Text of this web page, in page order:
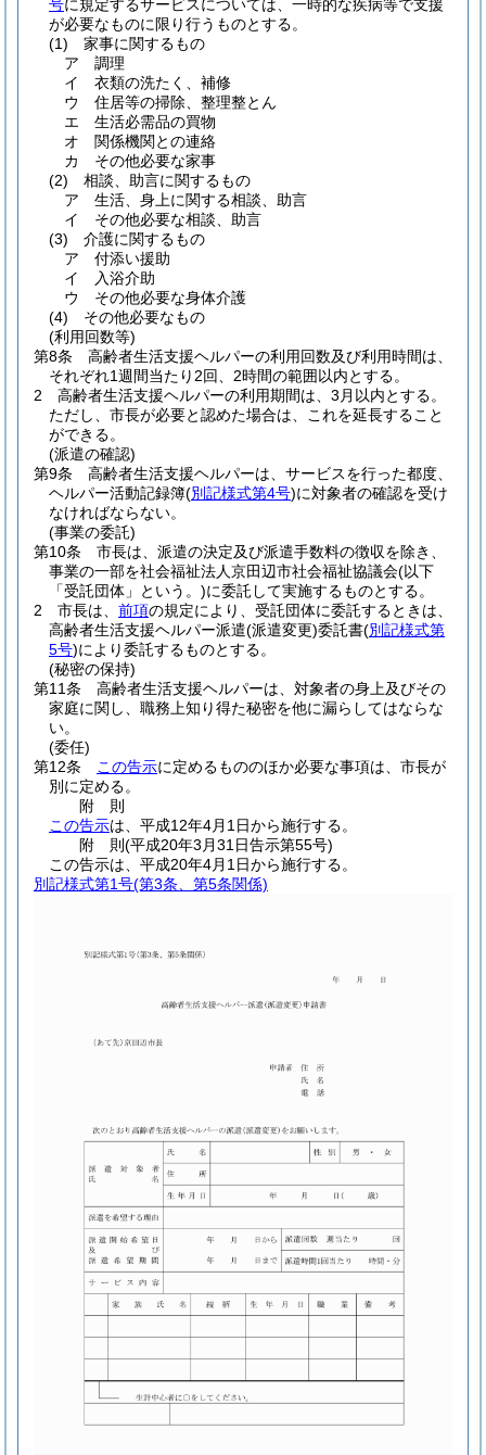
号に規定するサービスについては、一時的な疾病等で支援
が必要なものに限り行うものとする。
(1)
家事に関するもの
ア
調理
イ
衣類の洗たく、補修
ウ
住居等の掃除、整理整とん
エ
生活必需品の買物
オ
関係機関との連絡
カ
その他必要な家事
(2)
相談、助言に関するもの
ア
生活、身上に関する相談、助言
イ
その他必要な相談、助言
(3)
介護に関するもの
ア
付添い援助
イ
入浴介助
ウ
その他必要な身体介護
(4)
その他必要なもの
(利用回数等)
第8条
高齢者生活支援ヘルパーの利用回数及び利用時間は、
それぞれ1週間当たり2回、2時間の範囲以内とする。
2
高齢者生活支援ヘルパーの利用期間は、3月以内とする。
ただし、市長が必要と認めた場合は、これを延長すること
ができる。
(派遣の確認)
第9条
高齢者生活支援ヘルパーは、サービスを行った都度、
ヘルパー活動記録簿(別記様式第4号)に対象者の確認を受け
なければならない。
(事業の委託)
第10条
市長は、派遣の決定及び派遣手数料の徴収を除き、
事業の一部を社会福祉法人京田辺市社会福祉協議会(以下
「受託団体」という。)に委託して実施するものとする。
2
市長は、 前項の規定により、受託団体に委託するときは、
高齢者生活支援ヘルパー派遣(派遣変更)委託書(別記様式第
5号)により委託するものとする。
(秘密の保持)
第11条
高齢者生活支援ヘルパーは、対象者の身上及びその
家庭に関し、職務上知り得た秘密を他に漏らしてはならな
い。
(委任)
第12条
この告示に定めるもののほか必要な事項は、市長が
別に定める。
附 則
この告示は、平成12年4月1日から施行する。
附 則(平成20年3月31日告示第55号)
この告示は、平成20年4月1日から施行する。
別記様式第1号(第3条、第5条関係)